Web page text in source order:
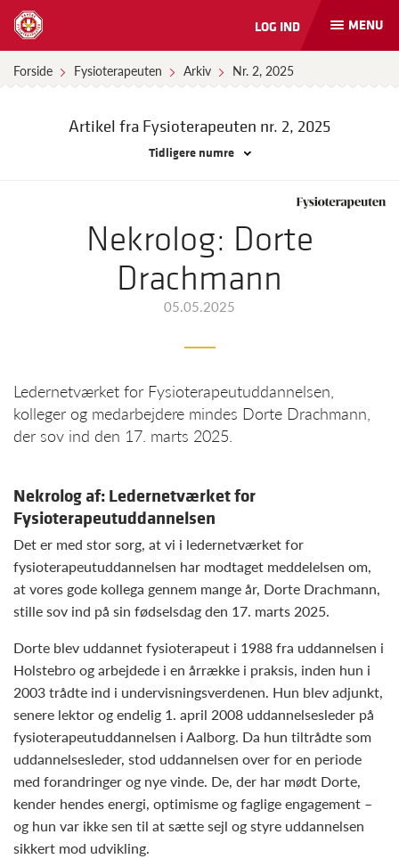
Åbn
og
MENU
LOG IND
Forside Fysioterapeuten Arkiv Nr. 2, 2025
Artikel fra Fysioterapeuten nr. 2, 2025
Tidligere numre
Nekrolog: Dorte
Drachmann
05.05.2025
Ledernetværket for Fysioterapeutuddannelsen,
kolleger og medarbejdere mindes Dorte Drachmann,
der sov ind den 17. marts 2025.
Nekrolog af: Ledernetværket for
Fysioterapeutuddannelsen
Det er med stor sorg, at vi i ledernetværket for
fysioterapeutuddannelsen har modtaget meddelelsen om,
at vores gode kollega gennem mange år, Dorte Drachmann,
stille sov ind på sin fødselsdag den 17. marts 2025.
Dorte blev uddannet fysioterapeut i 1988 fra uddannelsen i
Holstebro og arbejdede i en årrække i praksis, inden hun i
2003 trådte ind i undervisningsverdenen. Hun blev adjunkt,
senere lektor og endelig 1. april 2008 uddannelsesleder på
fysioterapeutuddannelsen i Aalborg. Da hun tiltrådte som
uddannelsesleder, stod uddannelsen over for en periode
med forandringer og nye vinde. De, der har mødt Dorte,
kender hendes energi, optimisme og faglige engagement –
og hun var ikke sen til at sætte sejl og styre uddannelsen
sikkert mod udvikling.